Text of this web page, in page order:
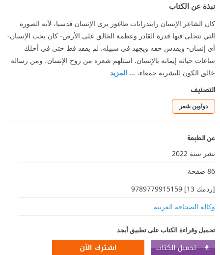
نبذة عن الكتاب
كان الشاعر الإنسان رابندرانات طاغور يرى الإنسان قدسيا، لأنه الصورة
التي تتجلى فيها قدرة القادر وعظمة الخالق على الأرض- كان يحب الإنسان-
أي إنسان- ويقدس حقه ويجهد في سبيله. لم يفقد قط حتى في أحلك
ساعات حياته إيمانه بالإنسان. استلهم شعره من روح الإنسان، ومن رسالة
خالق الكون للبشرية جمعاء، ... المزيد
التصنيف
دواوين شعر
عن الطبعة
نشر سنة 2022
86 صفحة
[ردمك 13] 9789779915159
وكالة الصحافة العربية
تحميل وقراءة الكتاب على تطبيق أبجد
تحميل الكتاب اشترك الآن